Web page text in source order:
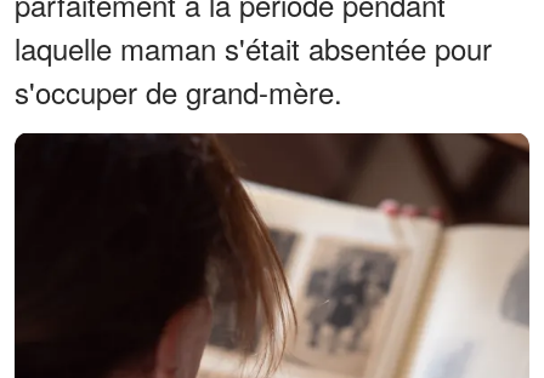
laquelle maman s'était absentée pour
s'occuper de grand-mère.